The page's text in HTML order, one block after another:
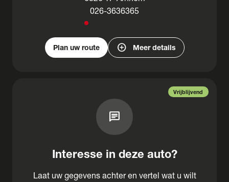
026-3636365
Plan uw route add_circle Meer details
Vrijblijvend
chat
Interesse in deze auto?
Laat uw gegevens achter en vertel wat u wilt